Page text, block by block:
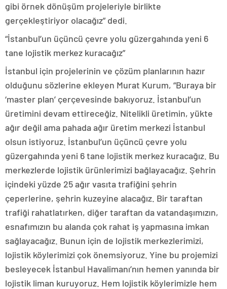
gibi örnek dönüşüm projeleriyle birlikte
gerçekleştiriyor olacağız” dedi.
“İstanbul’un üçüncü çevre yolu güzergahında yeni 6
tane lojistik merkez kuracağız”
İstanbul için projelerinin ve çözüm planlarının hazır
olduğunu sözlerine ekleyen Murat Kurum, “Buraya bir
‘master plan’ çerçevesinde bakıyoruz. İstanbul’un
üretimini devam ettireceğiz. Nitelikli üretimin, yükte
ağır değil ama pahada ağır üretim merkezi İstanbul
olsun istiyoruz. İstanbul’un üçüncü çevre yolu
güzergahında yeni 6 tane lojistik merkez kuracağız. Bu
merkezlerde lojistik ürünlerimizi bağlayacağız. Şehrin
içindeki yüzde 25 ağır vasıta trafiğini şehrin
çeperlerine, şehrin kuzeyine alacağız. Bir taraftan
trafiği rahatlatırken, diğer taraftan da vatandaşımızın,
esnafımızın bu alanda çok rahat iş yapmasına imkan
sağlayacağız. Bunun için de lojistik merkezlerimizi,
lojistik köylerimizi çok önemsiyoruz. Yine bu projemizi
besleyecek İstanbul Havalimanı’nın hemen yanında bir
lojistik liman kuruyoruz. Hem lojistik köylerimizle hem